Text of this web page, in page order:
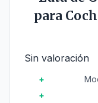
para
Sin valoración